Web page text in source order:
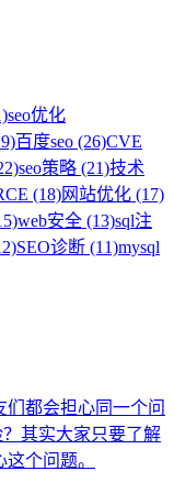
seo优化
百度seo (26)CVE
seo策略 (21)技术
(18)网站优化 (17)
web安全 (13)sql注
SEO诊断 (11)mysql
都会担心同一个问
其实大家只要了解
个问题。